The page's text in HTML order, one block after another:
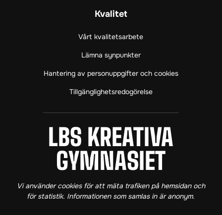
p
n
s
n
t
ö
n
s
t
e
)
ö
a
i
y
f
ö
n
t
r
)
p
a
i
y
t
n
s
t
e
r
Kvalitet
Vårt kvalitetsarbete
Lämna synpunkter
Hantering av personuppgifter och cookies
Tillgänglighetsredogörelse
LBS KREATIVA
LBS KREATIVA
GYMNASIET
Vi använder cookies för att mäta trafiken på hemsidan och
för statistik. Informationen som samlas in är anonym.